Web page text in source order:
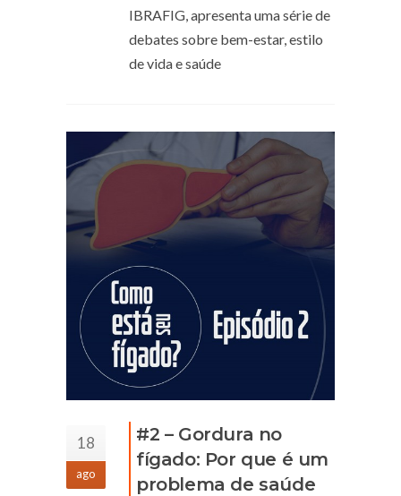
IBRAFIG, apresenta uma série de
debates sobre bem-estar, estilo
de vida e saúde
18
ago
#2 – Gordura no
fígado: Por que é um
problema de saúde